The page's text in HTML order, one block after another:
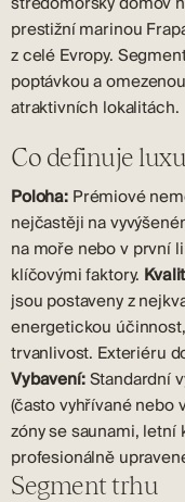
prestižní marinou
z celé Evropy.
poptávkou a
atraktivních lokalitách.
Co definuje
Poloha:Prémiové
nejčastěji na
na moře nebo v první
klíčovými faktory.
jsou postaveny z
energetickou
trvanlivost. Exteriéru
Vybavení:Standardní
(často vyhřívané nebo
zóny se saunami, letní
profesionálně
Segment trhu